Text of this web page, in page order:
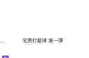
宅男打籃球 第一彈